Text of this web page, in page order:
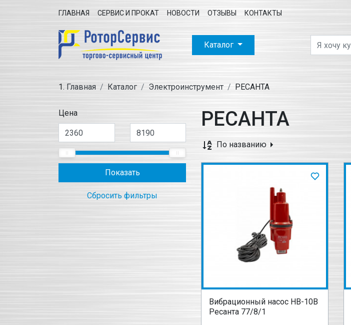
ГЛАВНАЯ СЕРВИС И ПРОКАТ НОВОСТИ ОТЗЫВЫ КОНТАКТЫ
Каталог
Главная Каталог Электроинструмент РЕСАНТА
Цена
Показать
Сбросить фильтры
РЕСАНТА
По названию
Вибрационный насос НВ-10В
Ресанта 77/8/1